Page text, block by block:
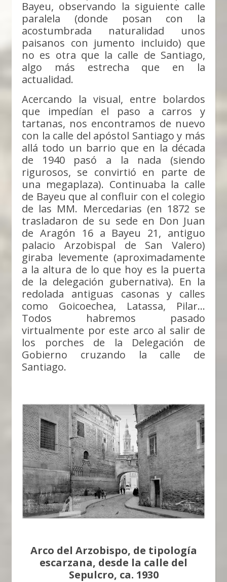
Bayeu, observando la siguiente calle
paralela (donde posan con la
acostumbrada naturalidad unos
paisanos con jumento incluido) que
no es otra que la calle de Santiago,
algo más estrecha que en la
actualidad.
Acercando la visual, entre bolardos
que impedían el paso a carros y
tartanas, nos encontramos de nuevo
con la calle del apóstol Santiago y más
allá todo un barrio que en la década
de 1940 pasó a la nada (siendo
rigurosos, se convirtió en parte de
una megaplaza). Continuaba la calle
de Bayeu que al confluir con el colegio
de las MM. Mercedarias (en 1872 se
trasladaron de su sede en Don Juan
de Aragón 16 a Bayeu 21, antiguo
palacio Arzobispal de San Valero)
giraba levemente (aproximadamente
a la altura de lo que hoy es la puerta
de la delegación gubernativa). En la
redolada antiguas casonas y calles
como Goicoechea, Latassa, Pilar…
Todos habremos pasado
virtualmente por este arco al salir de
los porches de la Delegación de
Gobierno cruzando la calle de
Santiago.
Arco del Arzobispo, de tipología
escarzana, desde la calle del
Sepulcro, ca. 1930